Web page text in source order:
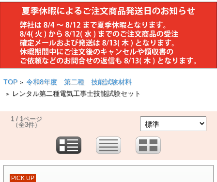
TOP > 令和8年度 第二種 技能試験材料
> レンタル第二種電気工事士技能試験セット
1 / 1ページ
（全3件）
PICK UP